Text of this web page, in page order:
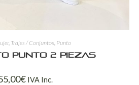
, Trajes / Conjuntos Punto
Punto 2 Piezas
€ IVA Inc.